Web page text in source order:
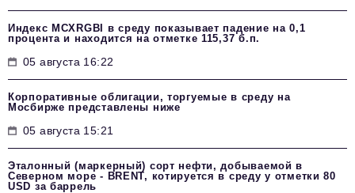
Индекс MCXRGBI в среду показывает падение на 0,1
процента и находится на отметке 115,37 б.п.
05 августа 16:22
Корпоративные облигации, торгуемые в среду на
Мосбирже представлены ниже
05 августа 15:21
Эталонный (маркерный) сорт нефти, добываемой в
Северном море - BRENT, котируется в среду у отметки 80
USD за баррель